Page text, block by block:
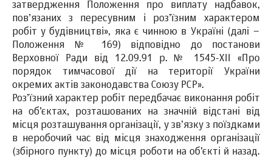
затвердження Положення про виплату надбавок,
пов’язаних з пересувним і роз’їзним характером
робіт у будівництві», яка є чинною в Україні (далі –
Положення № 169) відповідно до постанови
Верховної Ради від 12.09.91 р. № 1545-XII «Про
порядок тимчасової дії на території України
окремих актів законодавства Союзу РСР».
Роз’їзний характер робіт передбачає виконання робіт
на об’єктах, розташованих на значній відстані від
місця розташування організації, у зв’язку з поїздками
в неробочий час від місця знаходження організації
(збірного пункту) до місця роботи на об’єкті й назад.